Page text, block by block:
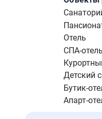
Отель
СПА-отель
Детский
Бутик-
Апарт-